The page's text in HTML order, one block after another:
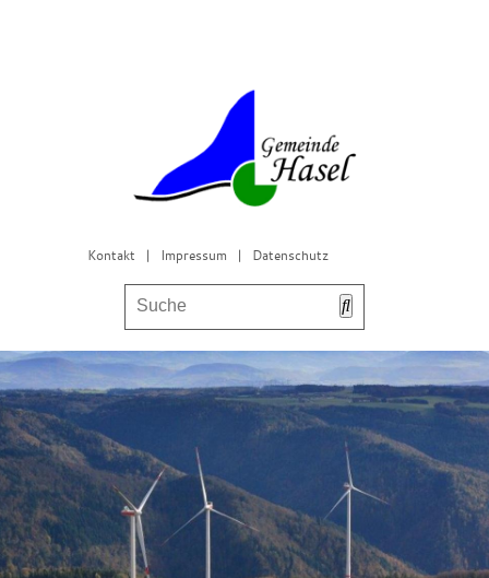
Kontakt | Impressum | Datenschutz
Bürgerservice & Gemeinderat
Leben in Hasel
Freizeit & Tourismus